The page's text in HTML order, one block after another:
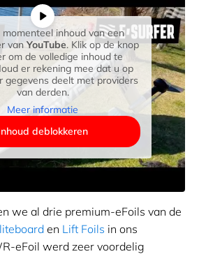
inhoud van een
vanYouTube. Klik op de knop
om de volledige inhoud te
er rekening mee dat u op
gegevens deelt met providers
van derden.
Meer informatie
deblokkeren
we al drie premium-eFoils van de
en Lift Foils in ons
eFoil werd zeer voordelig